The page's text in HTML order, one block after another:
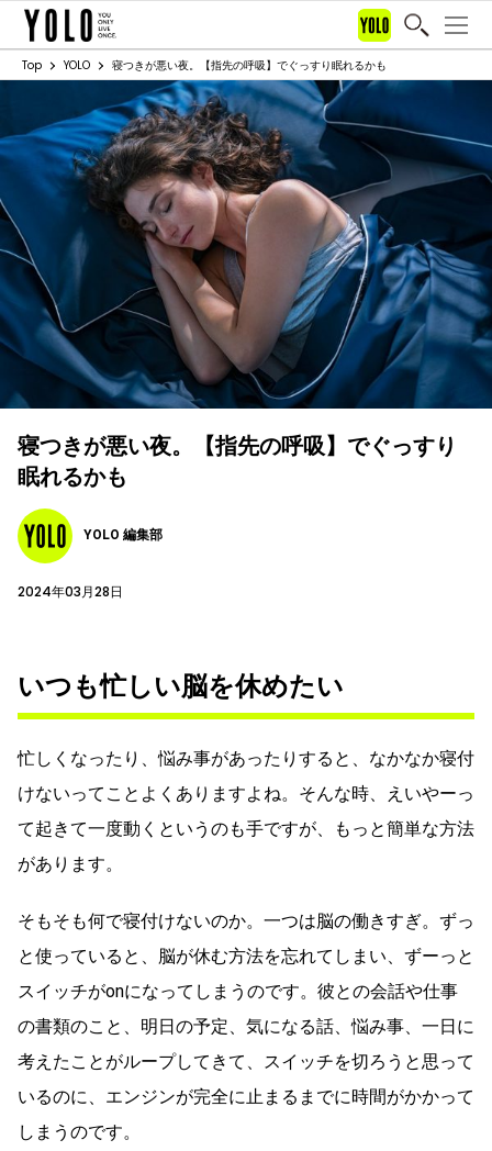
Top YOLO 寝つきが悪い夜。【指先の呼吸】でぐっすり眠れるかも
寝つきが悪い夜。【指先の呼吸】でぐっすり
眠れるかも
YOLO 編集部
2024年03月28日
いつも忙しい脳を休めたい
忙しくなったり、悩み事があったりすると、なかなか寝付
けないってことよくありますよね。そんな時、えいやーっ
て起きて一度動くというのも手ですが、もっと簡単な方法
があります。
そもそも何で寝付けないのか。一つは脳の働きすぎ。ずっ
と使っていると、脳が休む方法を忘れてしまい、ずーっと
スイッチがonになってしまうのです。彼との会話や仕事
の書類のこと、明日の予定、気になる話、悩み事、一日に
考えたことがループしてきて、スイッチを切ろうと思って
いるのに、エンジンが完全に止まるまでに時間がかかって
しまうのです。